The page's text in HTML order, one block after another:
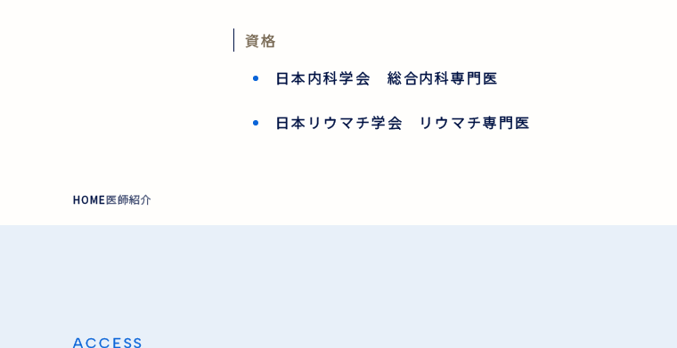
資格
日本内科学会 総合内科専門医
日本リウマチ学会 リウマチ専門医
HOME医師紹介
ACCESS